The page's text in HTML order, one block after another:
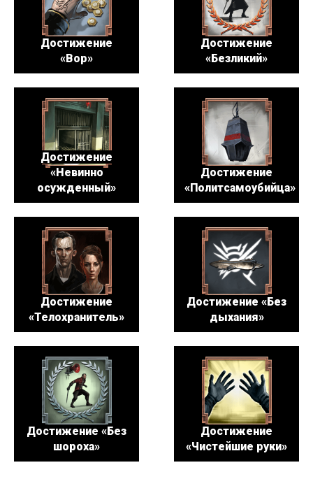
Достижение
«Вор»
Достижение
«Безликий»
Достижение
«Невинно
осужденный»
Достижение
«Политсамоубийца»
Достижение
«Телохранитель»
Достижение «Без
дыхания»
Достижение «Без
шороха»
Достижение
«Чистейшие руки»